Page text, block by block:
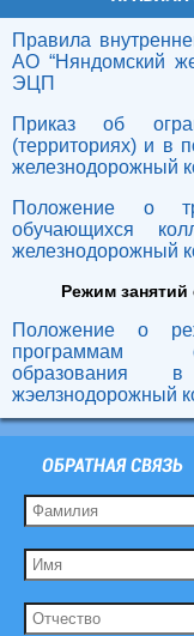
Правила
АО “Няндомский
ЭЦП
Приказ об
(территориях) и в
железнодорожный
Положение о
обучающихся
железнодорожный
Режим
Положение о
программам
жэелзнодорожный
ОБРАТНАЯ СВЯЗЬ